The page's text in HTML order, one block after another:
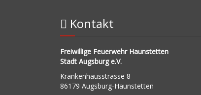
Kontakt
Freiwillige Feuerwehr Haunstetten
Stadt Augsburg e.V.
Krankenhausstrasse 8
86179 Augsburg-Haunstetten